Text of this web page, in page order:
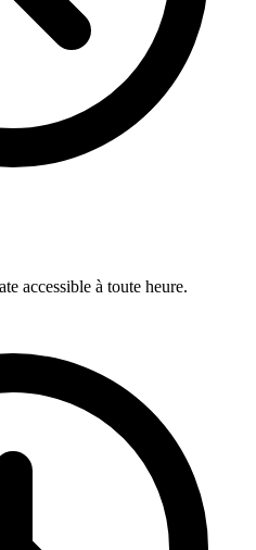
accessible à toute heure.